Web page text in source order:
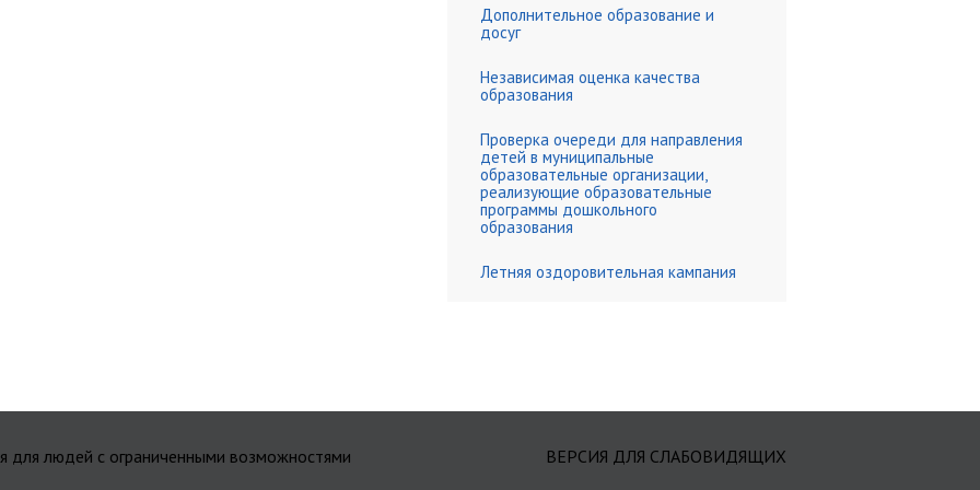
Дополнительное образование и
досуг
Независимая оценка качества
образования
Проверка очереди для направления
детей в муниципальные
образовательные организации,
реализующие образовательные
программы дошкольного
образования
Летняя оздоровительная кампания
для людей с ограниченными возможностями ВЕРСИЯ ДЛЯ СЛАБОВИДЯЩИХ